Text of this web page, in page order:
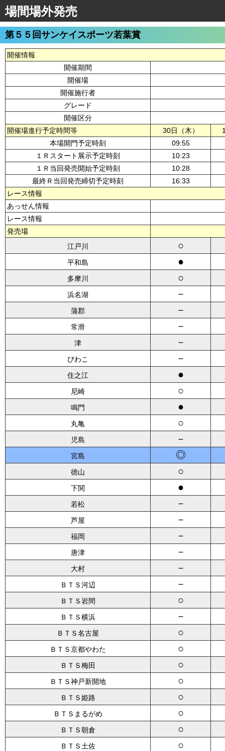
場間場外発売
第５５回サンケイスポーツ若葉賞
開催情報
開催期間
開催場
開催施行者
グレード
開催区分
開催場進行予定時間等
30日（木）
本場開門予定時刻
09:55
１Ｒスタート展示予定時刻
10:23
１Ｒ当回発売開始予定時刻
10:28
最終Ｒ当回発売締切予定時刻
16:33
レース情報
あっせん情報
レース情報
発売場
江戸川
○
平和島 ●
多摩川 ○
浜名湖 －
蒲郡 －
常滑 －
津 －
びわこ －
住之江 ●
尼崎 ○
鳴門 ●
丸亀 ○
児島 －
宮島 ◎
徳山 ○
下関 ●
若松 －
芦屋 －
福岡 －
唐津 －
大村 －
ＢＴＳ河辺 －
ＢＴＳ岩間 ○
ＢＴＳ横浜 －
ＢＴＳ名古屋 ○
ＢＴＳ京都やわた ○
ＢＴＳ梅田 ○
ＢＴＳ神戸新開地 ○
ＢＴＳ姫路 ○
ＢＴＳまるがめ ○
ＢＴＳ朝倉 ○
ＢＴＳ土佐 ○